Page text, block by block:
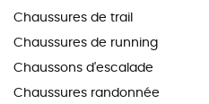
Chaussures de trail
Chaussures de running
Chaussons d'escalade
Chaussures randonnée